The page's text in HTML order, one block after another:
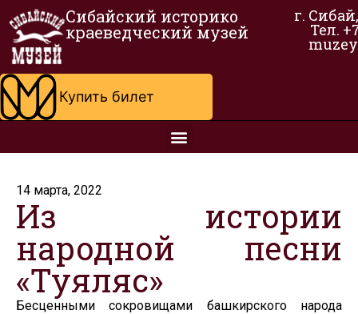
Сибайский историко
краеведческий музей
г.
Тел.
Купить билет
14 марта, 2022
Из истории
народной песни
«Туяляс»
Бесценными сокровищами башкирского народа